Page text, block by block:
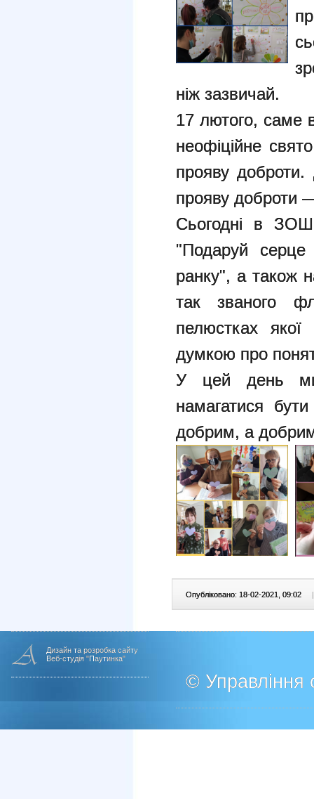
ніж зазвичай.
17 лютого, саме
неофіційне
прояву доброти.
прояву доброти
Сьогодні в ЗОШ
"Подаруй
ранку", а також
так званого
пелюстках якої
думкою про
У цей день ми
намагатися
добрим, а
Опубліковано: 18-02-2021, 09:02 |
Дизайн та розробка сайту
Веб-студія "Паутинка"
© Управління